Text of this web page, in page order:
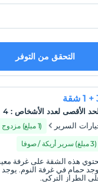
عرض على
التحقق من التوفر
الأقصى لعدد الأشخاص :
4
السرير
(1 مبلغ) مزدوج
(3 مبلغ) سرير أريكة / صوفا
هذه الشقة على غرفة
حمام في غرفة النوم.
الطراز التركي.